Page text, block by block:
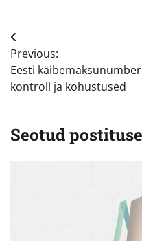
Navigeerimine
Previous:
Eesti
kontroll ja kohustused
Seotud